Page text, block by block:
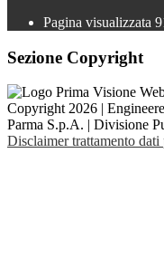
Pagina visualizzata
Sezione Copyright
Copyright 2026 |
Parma S.p.A. | Divisione
Disclaimer trattamento dati